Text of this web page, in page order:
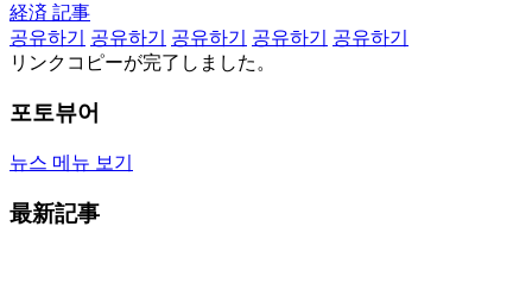
経済 記事
공유하기
공유하기 공유하기 공유하기
공유하기
リンクコピーが完了しました。
포토뷰어
뉴스 메뉴 보기
最新記事